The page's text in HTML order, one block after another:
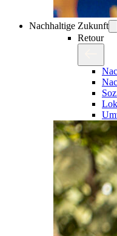
Nachhaltige Zukunft
Retour